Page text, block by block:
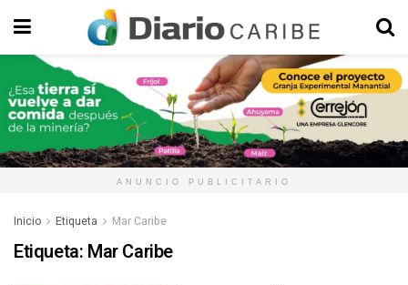
ANUNCIO PUBLICITARIO
Inicio Etiqueta Mar Caribe
Etiqueta: Mar Caribe